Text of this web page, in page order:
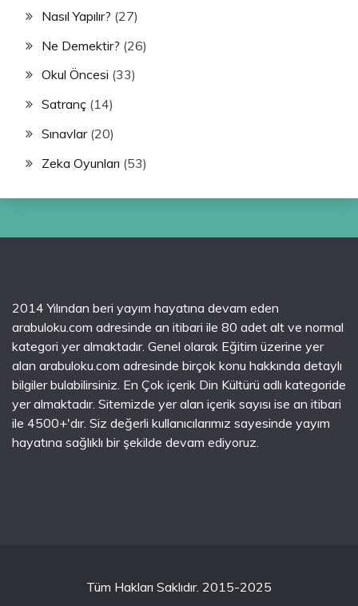
Nasıl Yapılır? (27)
Ne Demektir? (26)
Okul Öncesi (33)
Satranç (14)
Sınavlar(20)
Zeka Oyunları (53)
2014 Yılından beri yayım hayatına devam eden
arabuloku.com adresinde an itibari ile 80 adet alt ve normal
kategori yer almaktadır. Genel olarak Eğitim üzerine yer
alan arabuloku.com adresinde birçok konu hakkında detaylı
bilgiler bulabilirsiniz. En Çok içerik Din Kültürü adlı kategoride
yer almaktadır. Sitemizde yer alan içerik sayısı ise an itibari
ile 4500+'dır. Siz değerli kullanıcılarımız sayesinde yayım
hayatına sağlıklı bir şekilde devam ediyoruz.
Tüm Hakları Saklıdır. 2015-2025